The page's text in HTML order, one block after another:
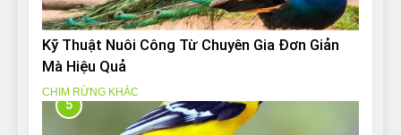
Kỹ Thuật Nuôi Công Từ Chuyên Gia Đơn Giản
Mà Hiệu Quả
CHIM RỪNG KHÁC
5